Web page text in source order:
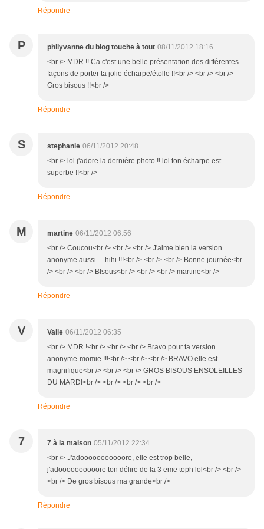
Répondre
P philyvanne du blog touche à tout 08/11/2012 18:16
<br /> MDR !! Ca c'est une belle présentation des différentes
façons de porter ta jolie écharpe/étolle !!<br /> <br /> <br />
Gros bisous !!<br />
Répondre
S stephanie 06/11/2012 20:48
<br /> lol j'adore la dernière photo !! lol ton écharpe est
superbe !!<br />
Répondre
M martine 06/11/2012 06:56
<br /> Coucou<br /> <br /> <br /> J'aime bien la version
anonyme aussi.... hihi !!!<br /> <br /> <br /> Bonne journée<br
/> <br /> <br /> BIsous<br /> <br /> <br /> martine<br />
Répondre
V Valie 06/11/2012 06:35
<br /> MDR !<br /> <br /> <br /> Bravo pour ta version
anonyme-momie !!!<br /> <br /> <br /> BRAVO elle est
magnifique<br /> <br /> <br /> GROS BISOUS ENSOLEILLES
DU MARDI<br /> <br /> <br /> <br />
Répondre
7 7 à la maison 05/11/2012 22:34
<br /> J'adooooooooooore, elle est trop belle,
j'adoooooooooore ton délire de la 3 eme toph lol<br /> <br />
<br /> De gros bisous ma grande<br />
Répondre